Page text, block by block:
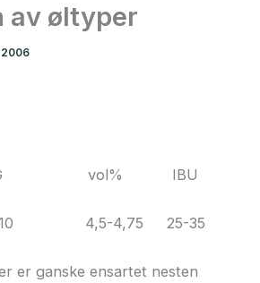
av øltyper
2006
vol% IBU
1.010 4,5-4,75 25-35
er ganske ensartet nesten